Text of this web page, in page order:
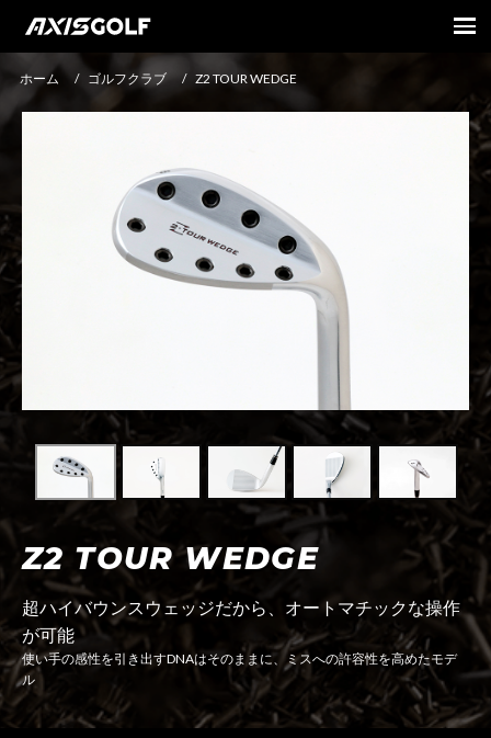
ホーム / ゴルフクラブ / Z2 TOUR WEDGE
Z2 TOUR WEDGE
超ハイバウンスウェッジだから、オートマチックな操作
が可能
使い手の感性を引き出すDNAはそのままに、ミスへの許容性を高めたモデ
ル